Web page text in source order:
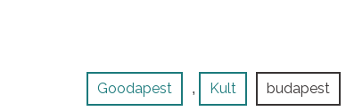
Goodapest , Kult budapest